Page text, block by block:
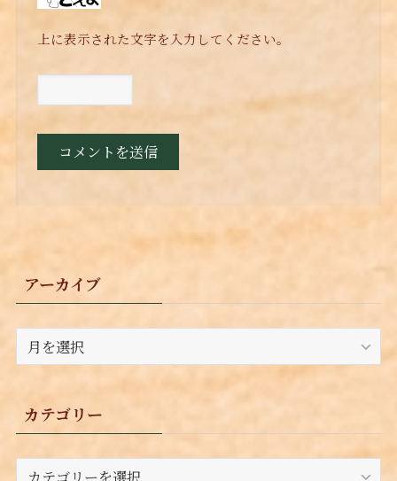
上に表示された文字を入力してください。
アーカイブ
ー
ブ
カテゴリー